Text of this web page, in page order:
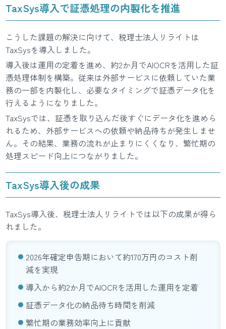
TaxSys導入で証憑処理の内製化を推進
こうした課題の解決に向けて、税理士法人リライトは
TaxSysを導入しました。
導入後は運用の定着を進め、約2か月でAIOCRを活用した証
憑処理体制を構築。従来は外部サービスに依頼していた業
務の一部を内製化し、必要なタイミングで証憑データ化を
行えるようになりました。
TaxSysでは、証憑を取り込んだ後すぐにデータ化を進めら
れるため、外部サービスへの依頼や納品待ちが発生しませ
ん。その結果、業務の流れが止まりにくくなり、繁忙期の
処理スピード向上につながりました。
TaxSys導入後の成果
TaxSys導入後、税理士法人リライトでは以下の成果が得ら
れました。
2026年確定申告期において約170万円のコスト削
減を実現
導入から約2か月でAIOCRを活用した運用を定着
証憑データ化の納品待ち時間を削減
繁忙期の業務効率向上に貢献